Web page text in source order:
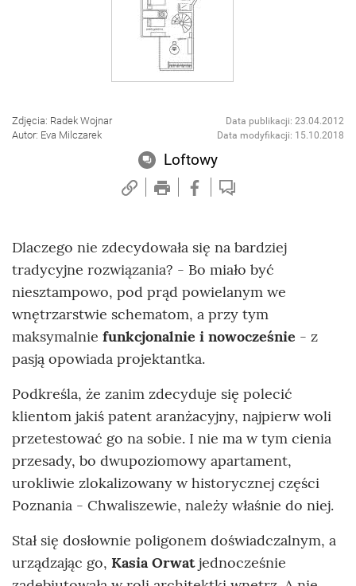
Zdjęcia: Radek Wojnar
Autor: Eva Milczarek
Data publikacji: 23.04.2012
Data modyfikacji: 15.10.2018
Loftowy
Dlaczego nie zdecydowała się na bardziej
tradycyjne rozwiązania? - Bo miało być
niesztampowo, pod prąd powielanym we
wnętrzarstwie schematom, a przy tym
maksymalnie funkcjonalnie i nowocześnie - z
pasją opowiada projektantka.
Podkreśla, że zanim zdecyduje się polecić
klientom jakiś patent aranżacyjny, najpierw woli
przetestować go na sobie. I nie ma w tym cienia
przesady, bo dwupoziomowy apartament,
urokliwie zlokalizowany w historycznej części
Poznania - Chwaliszewie, należy właśnie do niej.
Stał się dosłownie poligonem doświadczalnym, a
urządzając go, Kasia Orwatjednocześnie